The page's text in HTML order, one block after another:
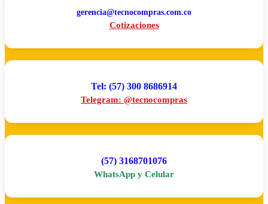
gerencia@tecnocompras.com.co
Cotizaciones
Tel: (57) 300 8686914
Telegram: @tecnocompras
(57) 3168701076
WhatsApp y Celular